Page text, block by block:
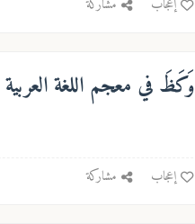
إعجاب مشاركة
وَكَظَفي معجم اللغة
إعجاب مشاركة